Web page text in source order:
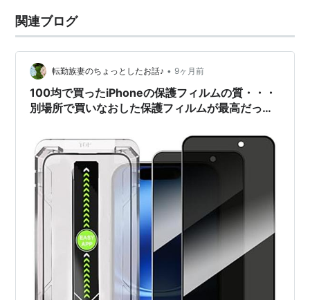
関連ブログ
転勤族妻のちょっとしたお話♪ • 9ヶ月前
100均で買ったiPhoneの保護フィルムの質・・・
別場所で買いなおした保護フィルムが最高だっ